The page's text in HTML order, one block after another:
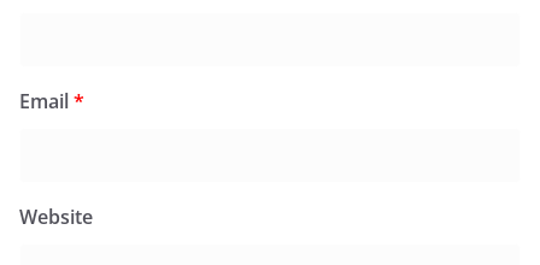
Email*
Website